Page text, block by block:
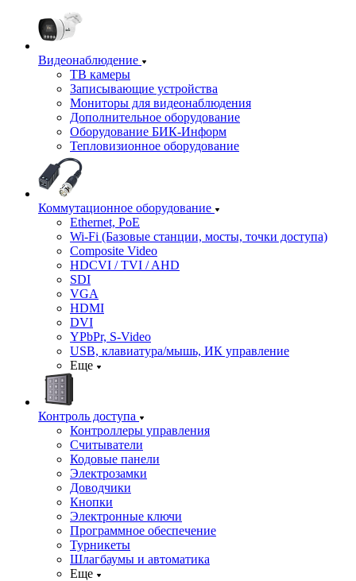
Видеонаблюдение
ТВ камеры
Записывающие устройства
Мониторы для видеонаблюдения
Дополнительное оборудование
Оборудование БИК-Информ
Тепловизионное оборудование
Коммутационное оборудование
Ethernet, PoE
Wi-Fi (Базовые станции, мосты, точки доступа)
Composite Video
HDCVI / TVI / AHD
SDI
VGA
HDMI
DVI
YPbPr, S-Video
USB, клавиатура/мышь, ИК управление
Еще
Контроль доступа
Контроллеры управления
Считыватели
Кодовые панели
Электрозамки
Доводчики
Кнопки
Электронные ключи
Программное обеспечение
Турникеты
Шлагбаумы и автоматика
Еще